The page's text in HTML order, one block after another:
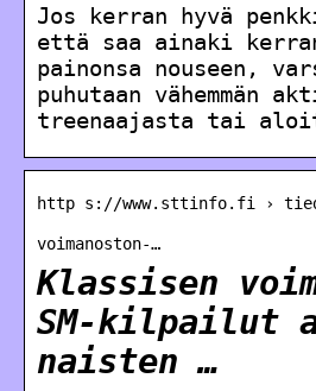
Jos kerran hyvä
että saa ainaki kerran
painonsa nouseen,
puhutaan vähemmän
treenaajasta tai
http s://www.sttinfo.fi ›
voimanoston-…
Klassisen
SM-kilpailut
naisten …